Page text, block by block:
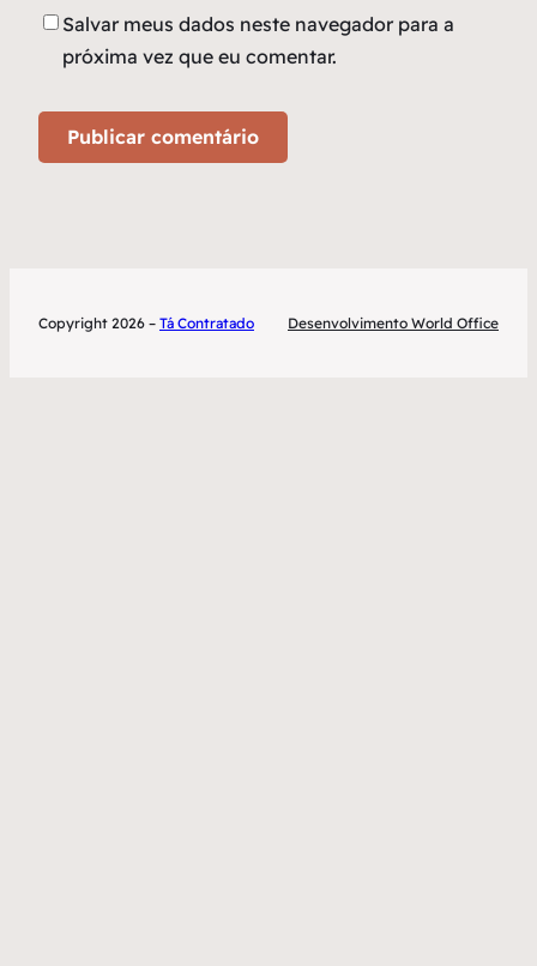
Salvar meus dados neste navegador para a
próxima vez que eu comentar.
Copyright 2026 – Tá Contratado Desenvolvimento World Office